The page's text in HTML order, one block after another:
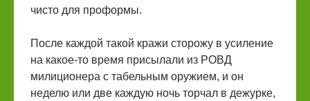
чисто для проформы.
После каждой такой кражи сторожу в усиление
на какое-то время присылали из РОВД
милиционера с табельным оружием, и он
неделю или две каждую ночь торчал в дежурке,